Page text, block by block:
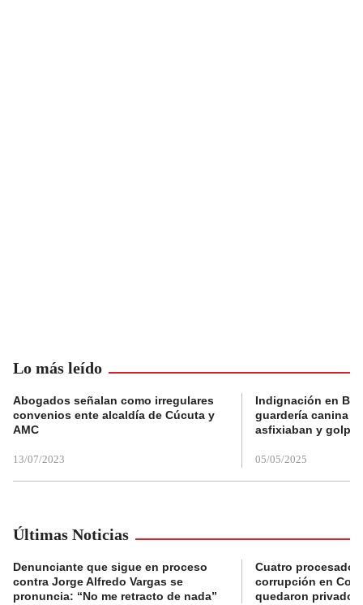
Lo más leído
Abogados señalan como irregulares
convenios ente alcaldía de Cúcuta y
AMC
13/07/2023
Indignación en
guardería canina
asfixiaban y
05/05/2025
Últimas Noticias
Denunciante que sigue en proceso
contra Jorge Alfredo Vargas se
pronuncia: “No me retracto de nada”
Cuatro
corrupción en
quedaron